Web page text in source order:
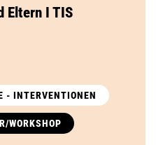
Eltern I TIS
- INTERVENTIONEN
WORKSHOP